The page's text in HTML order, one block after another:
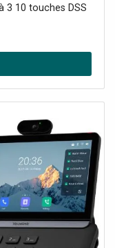
3 10 touches DSS
96 touches SDP
WiFi
50° Appel vidéo